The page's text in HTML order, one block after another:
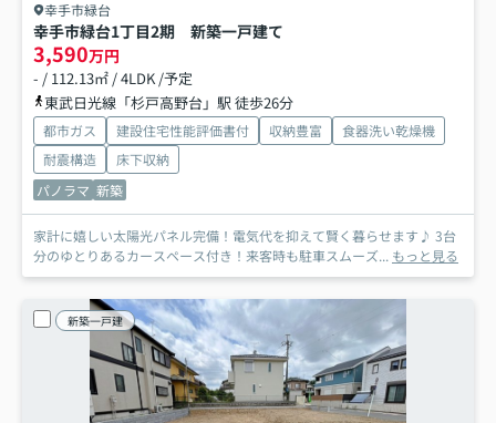
幸手市緑台
幸手市緑台1丁目2期 新築一戸建て
3,590万円
- / 112.13㎡ / 4LDK /予定
東武日光線「杉戸高野台」駅 徒歩26分
都市ガス 建設住宅性能評価書付 収納豊富
食器洗い乾燥機
耐震構造
床下収納
パノラマ 新築
家計に嬉しい太陽光パネル完備！電気代を抑えて賢く暮らせます♪ 3台
分のゆとりあるカースペース付き！来客時も駐車スムーズ... もっと見る
新築一戸建